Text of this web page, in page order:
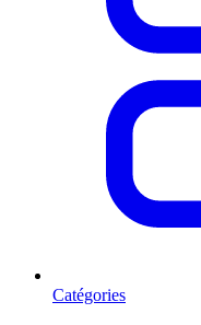
Catégories